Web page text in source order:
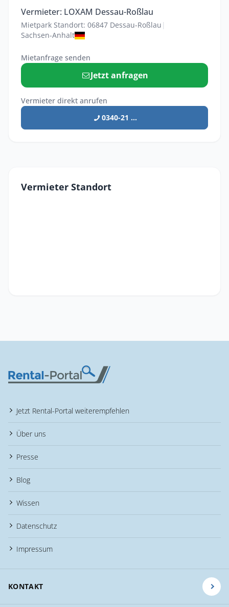
Vermieter: LOXAM Dessau-Roßlau
Mietpark Standort: 06847 Dessau-Roßlau |
Sachsen-Anhalt
Mietanfrage senden
Jetzt anfragen
Vermieter direkt anrufen
0340-21 ...
Vermieter Standort
Jetzt Rental-Portal weiterempfehlen
Über uns
Presse
Blog
Wissen
Datenschutz
Impressum
KONTAKT